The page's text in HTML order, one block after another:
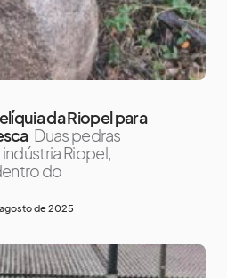
da Riopel para
Duas pedras
Riopel,
do
de 2025